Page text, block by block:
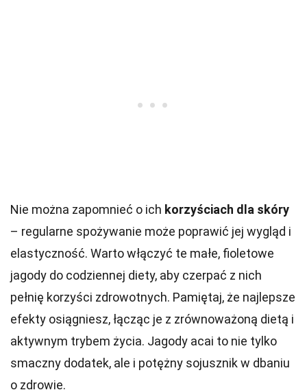
Nie można zapomnieć o ich korzyściach dla skóry
– regularne spożywanie może poprawić jej wygląd i
elastyczność. Warto włączyć te małe, fioletowe
jagody do codziennej diety, aby czerpać z nich
pełnię korzyści zdrowotnych. Pamiętaj, że najlepsze
efekty osiągniesz, łącząc je z zrównoważoną dietą i
aktywnym trybem życia. Jagody acai to nie tylko
smaczny dodatek, ale i potężny sojusznik w dbaniu
o zdrowie.